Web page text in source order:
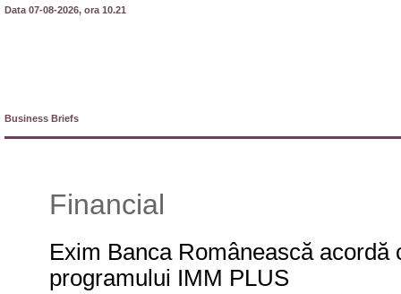
Data 07-08-2026, ora 10.21
Business Briefs
Financial
Exim Banca Românească acordă
programului IMM PLUS